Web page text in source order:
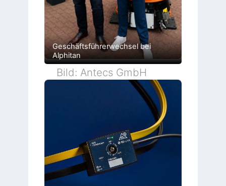
Geschäftsführerwechsel bei
Alphitan
Bild: Antecs GmbH